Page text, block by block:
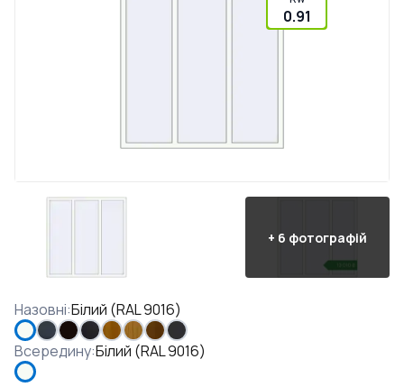
0.91
+ 6 фотографій
Назовні:Білий (RAL 9016)
Всередину:Білий (RAL 9016)